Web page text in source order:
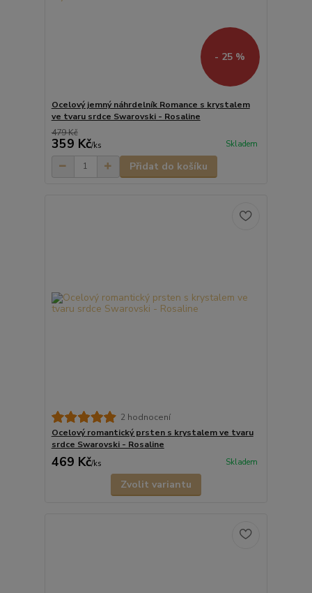
- 25 %
Ocelový jemný náhrdelník Romance s krystalem
ve tvaru srdce Swarovski - Rosaline
479 Kč
359 Kč/ks Skladem
Přidat do košíku
2 hodnocení
Ocelový romantický prsten s krystalem ve tvaru
srdce Swarovski - Rosaline
469 Kč/ks Skladem
Zvolit variantu